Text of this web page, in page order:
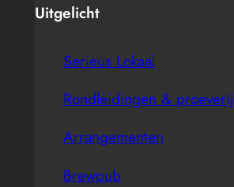
Uitgelicht
Serieus Lokaal
Rondleidingen & proeverij
Arrangementen
Brewpub